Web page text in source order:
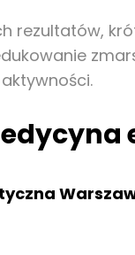
rezultatów,